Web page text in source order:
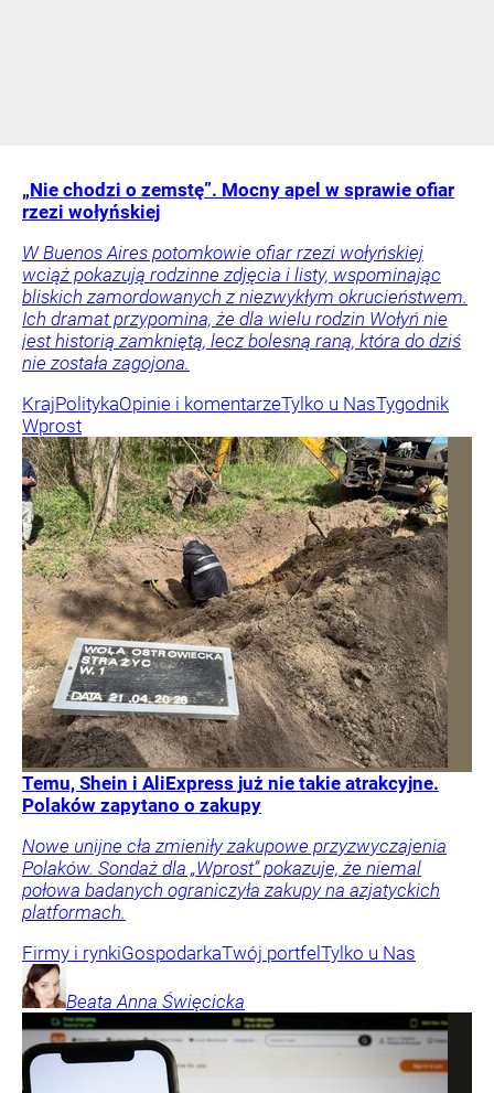
„Nie chodzi o zemstę”. Mocny apel w sprawie ofiar
rzezi wołyńskiej
W Buenos Aires potomkowie ofiar rzezi wołyńskiej
wciąż pokazują rodzinne zdjęcia i listy, wspominając
bliskich zamordowanych z niezwykłym okrucieństwem.
Ich dramat przypomina, że dla wielu rodzin Wołyń nie
jest historią zamkniętą, lecz bolesną raną, która do dziś
nie została zagojona.
KrajPolitykaOpinie i komentarzeTylko u NasTygodnik
Wprost
Temu, Shein i AliExpress już nie takie atrakcyjne.
Polaków zapytano o zakupy
Nowe unijne cła zmieniły zakupowe przyzwyczajenia
Polaków. Sondaż dla „Wprost” pokazuje, że niemal
połowa badanych ograniczyła zakupy na azjatyckich
platformach.
Firmy i rynkiGospodarkaTwój portfel Tylko u Nas
Beata Anna Święcicka